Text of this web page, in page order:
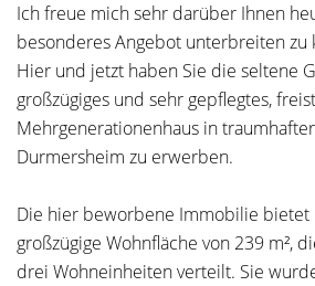
Ich freue mich sehr darüber Ihnen
besonderes Angebot unterbreiten zu
Hier und jetzt haben Sie die seltene
großzügiges und sehr gepflegtes,
Mehrgenerationenhaus in
Durmersheim zu erwerben.
Die hier beworbene Immobilie bietet
großzügige Wohnfläche von 239 m²,
drei Wohneinheiten verteilt. Sie